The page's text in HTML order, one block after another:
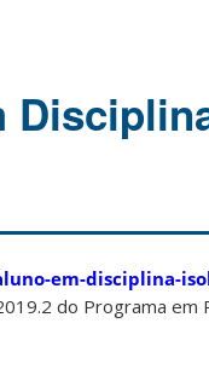
em-disciplina-
do Programa em